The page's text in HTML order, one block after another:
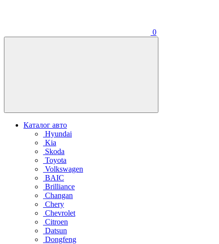
0
Каталог авто
Hyundai
Kia
Skoda
Toyota
Volkswagen
BAIC
Brilliance
Changan
Chery
Chevrolet
Citroen
Datsun
Dongfeng